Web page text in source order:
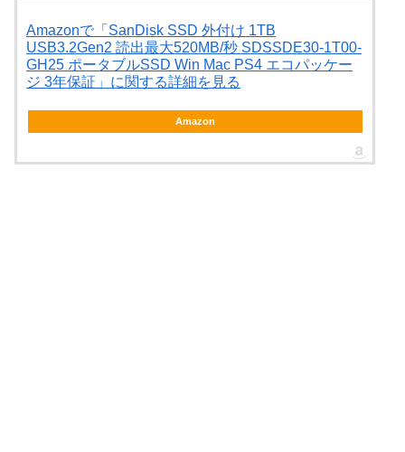
Amazonで「SanDisk SSD 外付け 1TB
USB3.2Gen2 読出最大520MB/秒 SDSSDE30-1T00-
GH25 ポータブルSSD Win Mac PS4 エコパッケー
ジ 3年保証」に関する詳細を見る
Amazon